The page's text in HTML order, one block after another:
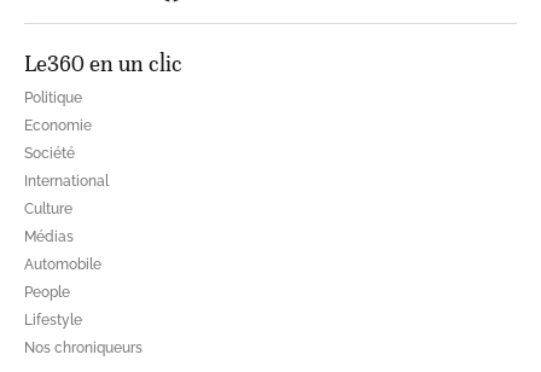
Le360 en un clic
Politique
Economie
Société
International
Culture
Médias
Automobile
People
Lifestyle
Nos chroniqueurs